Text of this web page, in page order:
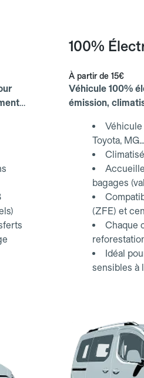
100%
À partir de 15€
Véhicule 100%
émission,
Véhicule
Toyota, MG...
bagages
(ZFE) et
Chaque
Idéal
sensibles à